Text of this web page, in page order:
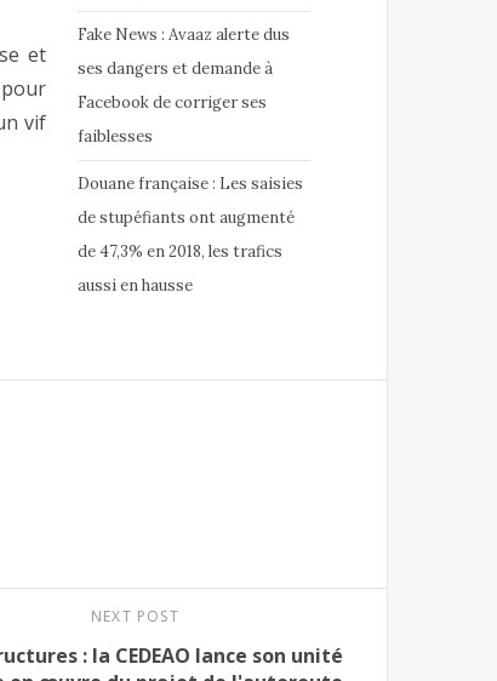
Fake News : Avaaz alerte dus
ses dangers et demande à
Facebook de corriger ses
faiblesses
Douane française : Les saisies
de stupéfiants ont augmenté
de 47,3% en 2018, les trafics
aussi en hausse
et
vif
NEXT POST
: la CEDEAO lance son unité